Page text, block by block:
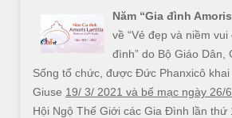
Năm “Gia đình
về “Vẻ đẹp và niềm
đình” do Bộ Giáo Dân,
Sống tổ chức, được Đức Phanxicô
Giuse 19/ 3/ 2021 và bế mạc ngày 26/
Hội Ngộ Thế Giới các Gia Đình lần thứ